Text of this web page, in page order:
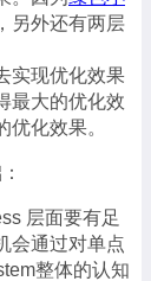
另外还有两层
实现优化效果
最大的优化效
化效果。
层面要有足
会通过对单点
整体的认知